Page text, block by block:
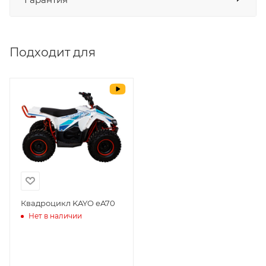
Уважаемые пользователи, в настоящем
которыми необходимо ознакомиться
покупателю, в случае приобретения
товара в нашем салоне. Здесь
размещены общие сведения по
решению возможных гарантийных
случаев и образцы необходимых для
гарантийные обязательства на
приобретаемую технику подробно
Подходит для
Квадроцикл KAYO еA70
Нет в наличии